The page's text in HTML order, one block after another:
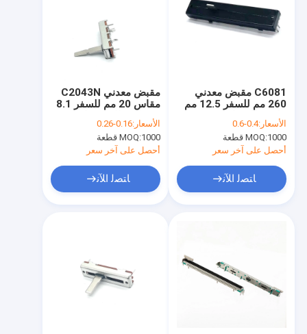
حول بنا
مقبض معدني C2043N
مقاس 20 مم للسفر 8.1
مم واسع الاستخدام
لوحدة التحكم في الصوت
وميكروفون
الأسعار:0.16-0.26
MOQ:1000 قطعة
أحصل على آخر سعر
ﺎﺘﺼﻟ ﺍﻶﻧ
C6081 مقبض معدني
260 مم للسفر 12.5 مم
على نطاق واسع يستخدم
لوحدة التحكم في الصوت
وميكروفون
الأسعار:0.4-0.6
MOQ:1000 قطعة
أحصل على آخر سعر
ﺎﺘﺼﻟ ﺍﻶﻧ